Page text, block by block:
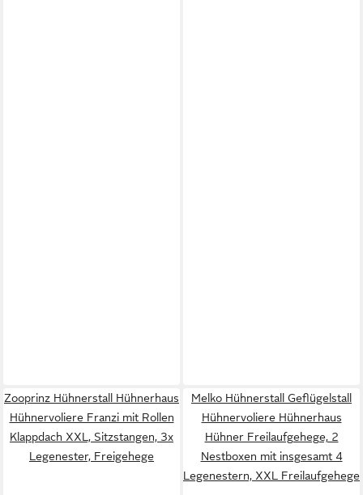
Zooprinz Hühnerstall Hühnerhaus
Hühnervoliere Franzi mit Rollen
Klappdach XXL, Sitzstangen, 3x
Legenester, Freigehege
Melko Hühnerstall Geflügelstall
Hühnervoliere Hühnerhaus
Hühner Freilaufgehege, 2
Nestboxen mit insgesamt 4
Legenestern, XXL Freilaufgehege